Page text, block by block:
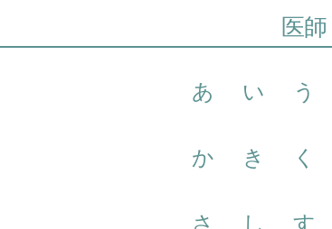
医師
あ い う
か き く
さ し す